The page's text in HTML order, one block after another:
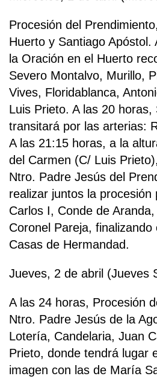
Procesión del
Huerto y Santiago Apóstol.
la Oración en el Huerto
Severo Montalvo, Murillo,
Vives, Floridablanca,
Luis Prieto. A las 20 horas,
transitará por las arterias:
A las 21:15 horas, a la
del Carmen (C/ Luis
Ntro. Padre Jesús del
realizar juntos la
Carlos I, Conde de
Coronel Pareja,
Casas de Hermandad.
Jueves, 2 de abril (Jueves
A las 24 horas, Procesión
Ntro. Padre Jesús de la
Lotería, Candelaria, Juan
Prieto, donde tendrá lugar
imagen con las de María